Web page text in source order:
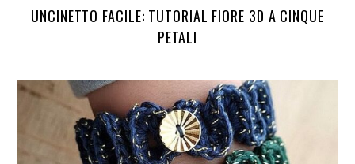
UNCINETTO FACILE: TUTORIAL FIORE 3D A CINQUE
PETALI